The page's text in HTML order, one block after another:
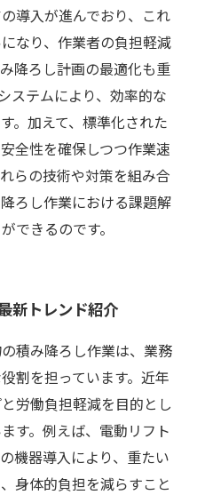
導入が進んでおり、これ
なり、作業者の負担軽減
降ろし計画の最適化も重
ステムにより、効率的な
。加えて、標準化された
全性を確保しつつ作業速
らの技術や対策を組み合
ろし作業における課題解
できるのです。
新トレンド紹介
積み降ろし作業は、業務
割を担っています。近年
労働負担軽減を目的とし
す。例えば、電動リフト
機器導入により、重たい
身体的負担を減らすこと